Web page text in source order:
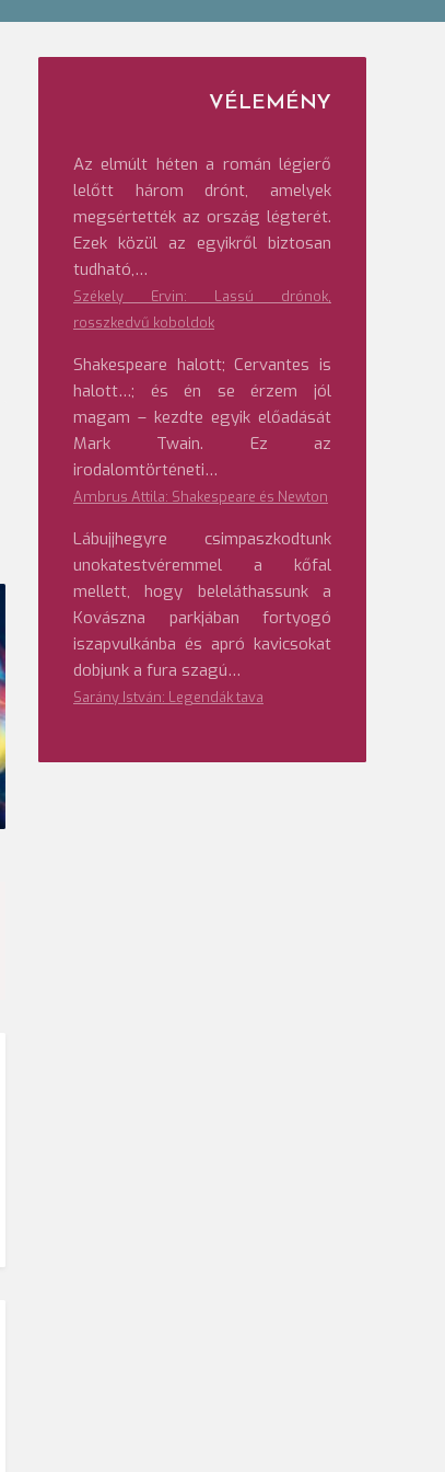
VÉLEMÉNY
Az elmúlt héten a román légierő
lelőtt három drónt, amelyek
megsértették az ország légterét.
Ezek közül az egyikről biztosan
tudható,…
Székely Ervin: Lassú drónok,
rosszkedvű koboldok
Shakespeare halott; Cervantes is
halott…; és én se érzem jól
magam – kezdte egyik előadását
Mark Twain. Ez az
irodalomtörténeti…
Ambrus Attila: Shakespeare és Newton
Lábujjhegyre csimpaszkodtunk
unokatestvéremmel a kőfal
mellett, hogy beleláthassunk a
Kovászna parkjában fortyogó
iszapvulkánba és apró kavicsokat
dobjunk a fura szagú…
Sarány István: Legendák tava